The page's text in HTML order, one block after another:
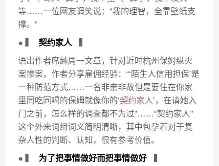
等……一位网友调笑说：“我的理智，全靠壁纸支
撑。”
● ▍
契约家人▍
语出作者席越周一文章，针对近时杭州保姆纵火
案惨案，作者分享雇佣经验：“‘陌生人信用担保’是
一种防范方式……一名非亲非故但是要住在你家
里同吃同喝的保姆就像你的‘契约家人’，在请她入
门之前，怎么样的调查都不为过”……“契约家人”
这个外来词组词义简明清晰，其中包孕着对于复
杂人性的判断、认知，很有参考价值。
● ▍ 为了把事情做好而把事情做好